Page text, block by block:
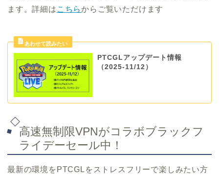
ます。詳細は こちらからご覧いただけます
PTCGLアップデート情報
（2025-11/12）
高速無制限VPNがコラボブラックフ
ライデーセール中！
最新の環境をPTCGLをストレスフリーで楽しみたい方